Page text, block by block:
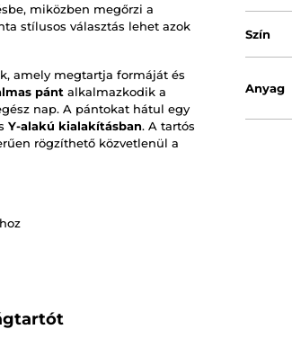
miközben megőrzi a
stílusos választás lehet azok
amely megtartja formáját és
pánt alkalmazkodik a
nap. A pántokat hátul egy
Y-alakú kialakításban. A tartós
rögzíthető közvetlenül a
Szín
Anyag